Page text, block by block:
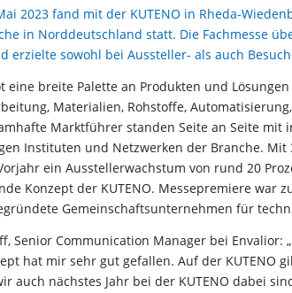
2023 fand mit der KUTENO in Rheda-
in Norddeutschland statt. Die Fachmesse
erzielte sowohl bei Aussteller- als auch
eine breite Palette an Produkten und
Materialien, Rohstoffe,
Marktführer standen Seite an Seite
Instituten und Netzwerken der Branche.
ein Ausstellerwachstum von rund 20
Konzept der KUTENO. Messepremiere war
Gemeinschaftsunternehmen für
Senior Communication Manager bei
hat mir sehr gut gefallen. Auf der
auch nächstes Jahr bei der KUTENO dabei